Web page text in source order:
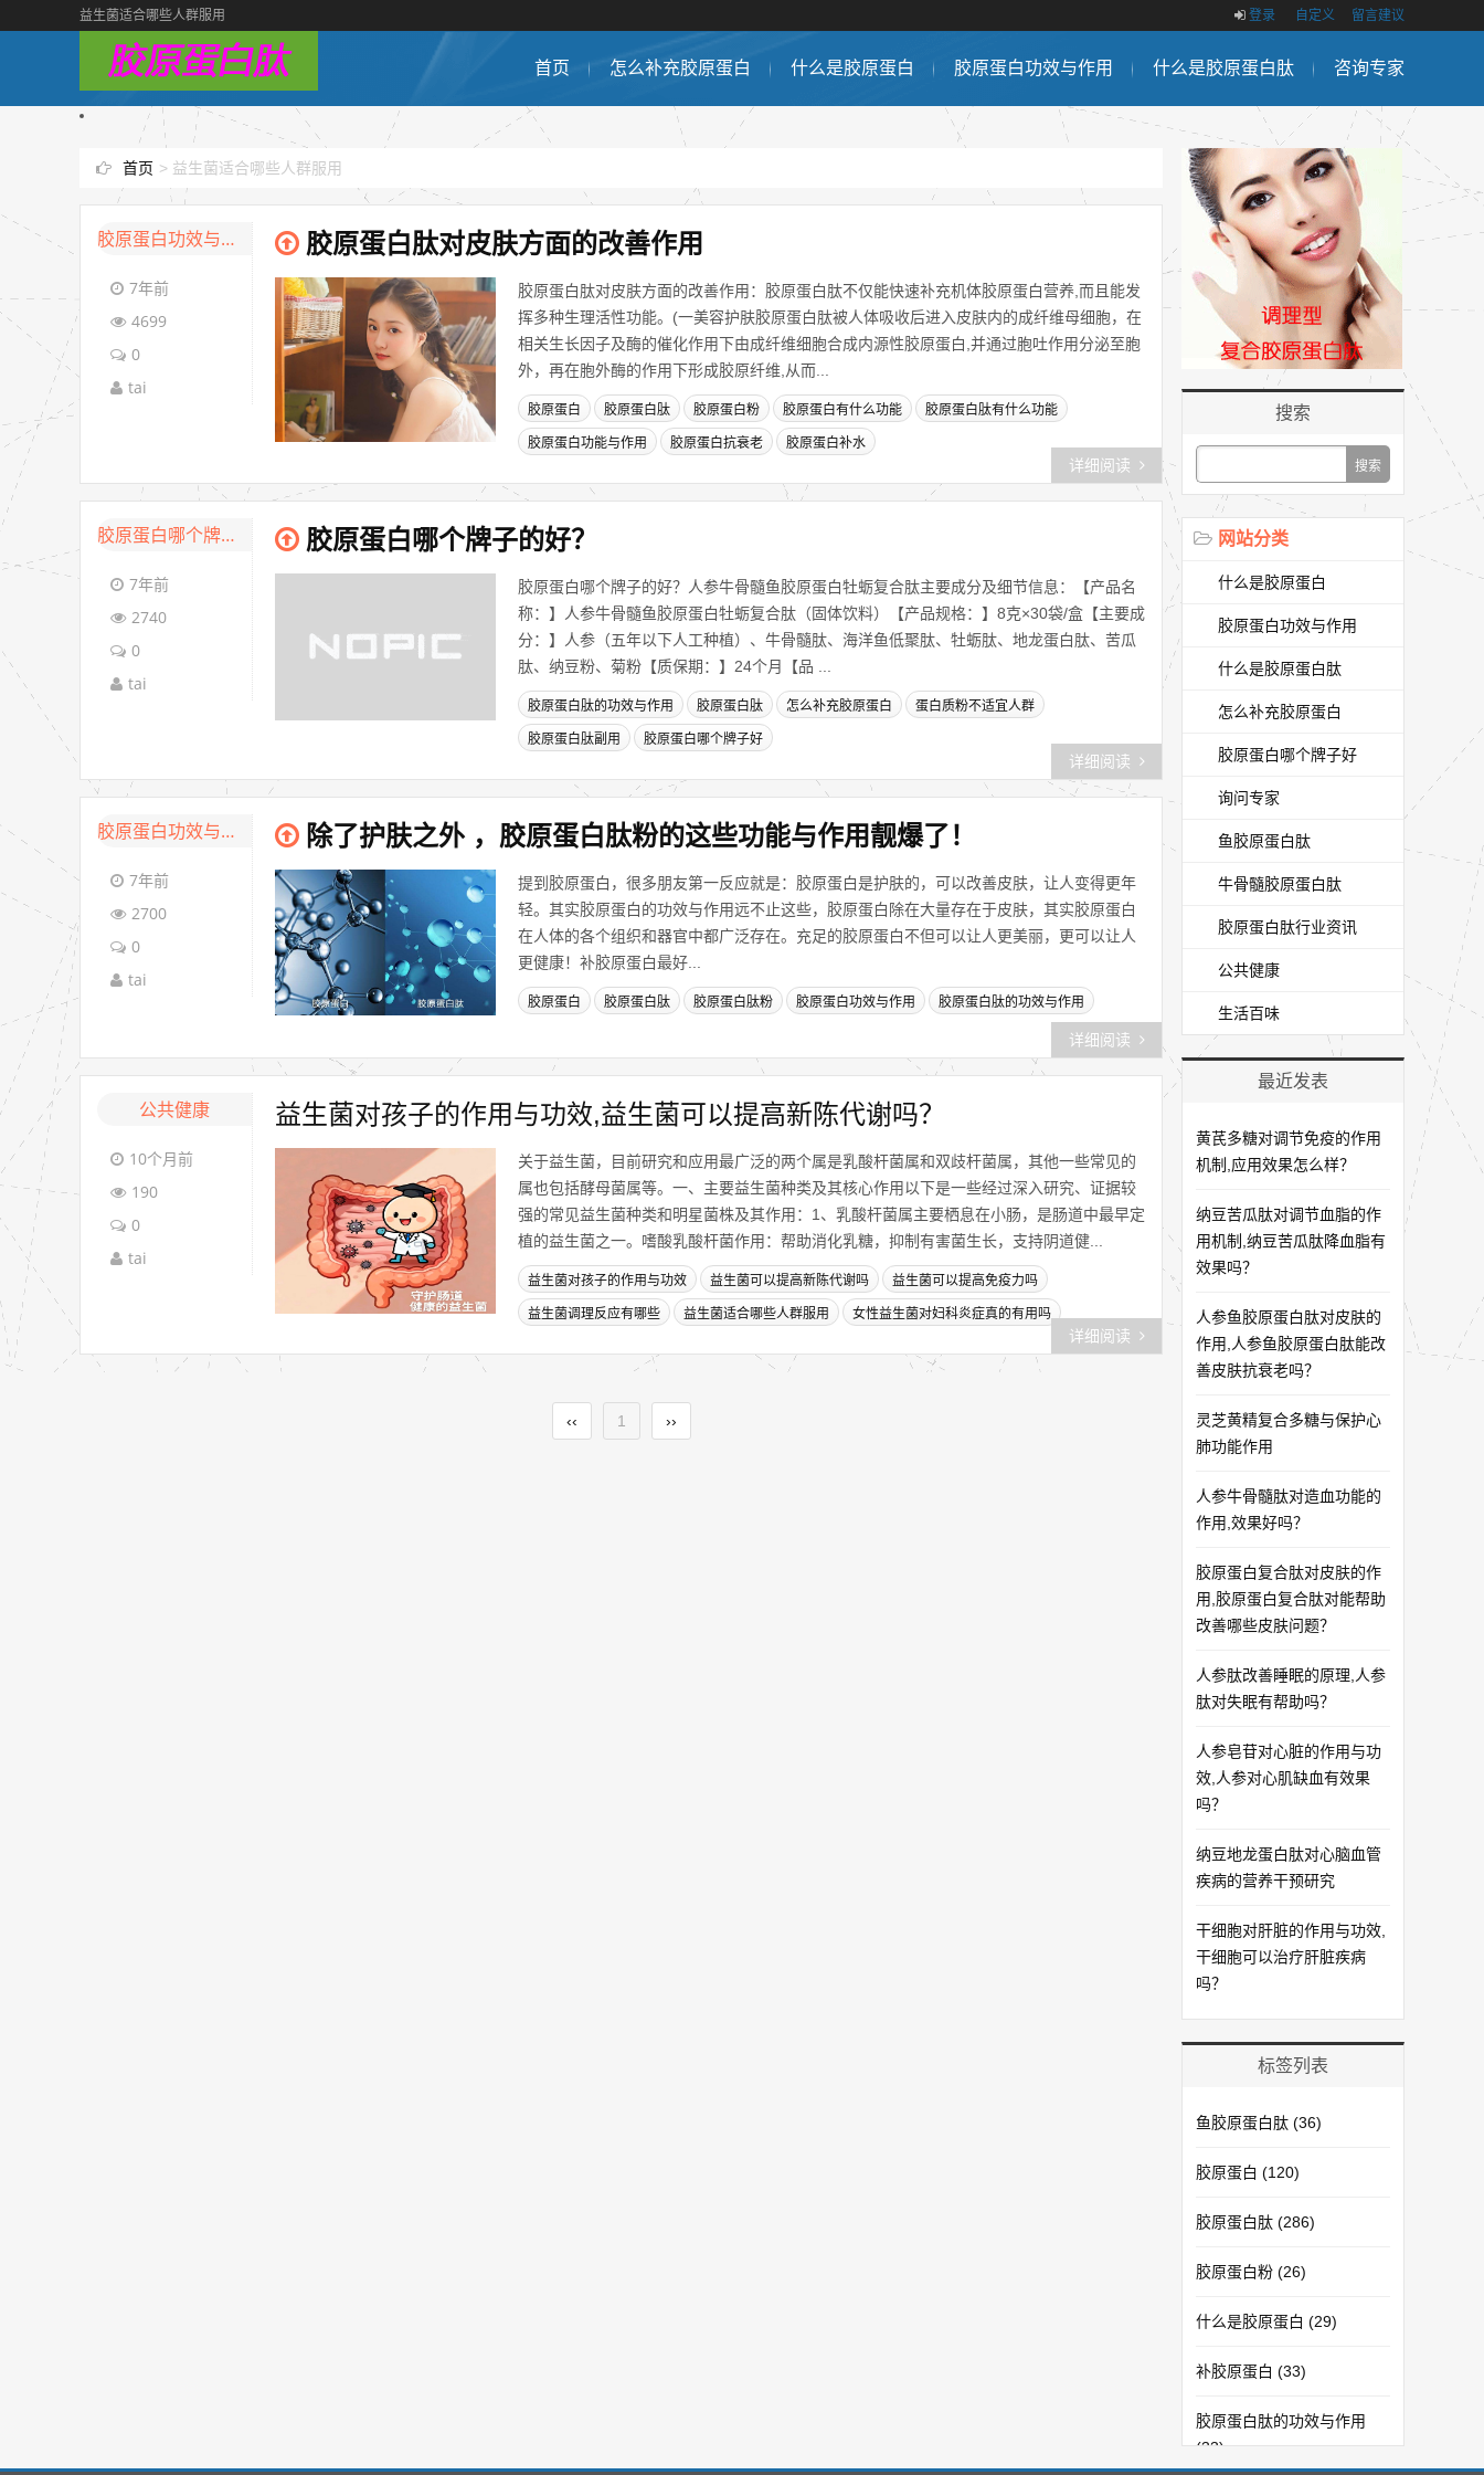
益生菌适合哪些人群服用 登录 自定义 留言建议
首页 怎么补充胶原蛋白 什么是胶原蛋白 胶原蛋白功效与作用 什么是胶原蛋白肽 咨询专家
首页 > 益生菌适合哪些人群服用
胶原蛋白功效与作用
7年前
4699
0
tai
胶原蛋白肽对皮肤方面的改善作用
胶原蛋白肽对皮肤方面的改善作用：胶原蛋白肽不仅能快速补充机体胶原蛋白营养,而且能发
挥多种生理活性功能。(一美容护肤胶原蛋白肽被人体吸收后进入皮肤内的成纤维母细胞，在
相关生长因子及酶的催化作用下由成纤维细胞合成内源性胶原蛋白,并通过胞吐作用分泌至胞
外，再在胞外酶的作用下形成胶原纤维,从而...
胶原蛋白 胶原蛋白肽 胶原蛋白粉 胶原蛋白有什么功能 胶原蛋白肽有什么功能
胶原蛋白功能与作用 胶原蛋白抗衰老 胶原蛋白补水
详细阅读
胶原蛋白哪个牌子好
7年前
2740
0
tai
胶原蛋白哪个牌子的好？
胶原蛋白哪个牌子的好？人参牛骨髓鱼胶原蛋白牡蛎复合肽主要成分及细节信息：【产品名
称：】人参牛骨髓鱼胶原蛋白牡蛎复合肽（固体饮料）【产品规格：】8克×30袋/盒【主要成
分：】人参（五年以下人工种植）、牛骨髓肽、海洋鱼低聚肽、牡蛎肽、地龙蛋白肽、苦瓜
肽、纳豆粉、菊粉【质保期：】24个月【品 ...
胶原蛋白肽的功效与作用 胶原蛋白肽 怎么补充胶原蛋白 蛋白质粉不适宜人群
胶原蛋白肽副用 胶原蛋白哪个牌子好
详细阅读
胶原蛋白功效与作用
7年前
2700
0
tai
除了护肤之外 ，胶原蛋白肽粉的这些功能与作用靓爆了！
提到胶原蛋白，很多朋友第一反应就是：胶原蛋白是护肤的，可以改善皮肤，让人变得更年
轻。其实胶原蛋白的功效与作用远不止这些，胶原蛋白除在大量存在于皮肤，其实胶原蛋白
在人体的各个组织和器官中都广泛存在。充足的胶原蛋白不但可以让人更美丽，更可以让人
更健康！补胶原蛋白最好...
胶原蛋白 胶原蛋白肽 胶原蛋白肽粉 胶原蛋白功效与作用 胶原蛋白肽的功效与作用
详细阅读
公共健康
10个月前
190
0
tai
益生菌对孩子的作用与功效,益生菌可以提高新陈代谢吗？
关于益生菌，目前研究和应用最广泛的两个属是乳酸杆菌属和双歧杆菌属，其他一些常见的
属也包括酵母菌属等。一、主要益生菌种类及其核心作用以下是一些经过深入研究、证据较
强的常见益生菌种类和明星菌株及其作用：1、乳酸杆菌属主要栖息在小肠，是肠道中最早定
植的益生菌之一。嗜酸乳酸杆菌作用：帮助消化乳糖，抑制有害菌生长，支持阴道健...
益生菌对孩子的作用与功效 益生菌可以提高新陈代谢吗 益生菌可以提高免疫力吗
益生菌调理反应有哪些 益生菌适合哪些人群服用 女性益生菌对妇科炎症真的有用吗
详细阅读
‹‹ 1 ››
搜索
网站分类
什么是胶原蛋白
胶原蛋白功效与作用
什么是胶原蛋白肽
怎么补充胶原蛋白
胶原蛋白哪个牌子好
询问专家
鱼胶原蛋白肽
牛骨髓胶原蛋白肽
胶原蛋白肽行业资讯
公共健康
生活百味
最近发表
黄芪多糖对调节免疫的作用
机制,应用效果怎么样？
纳豆苦瓜肽对调节血脂的作
用机制,纳豆苦瓜肽降血脂有
效果吗？
人参鱼胶原蛋白肽对皮肤的
作用,人参鱼胶原蛋白肽能改
善皮肤抗衰老吗？
灵芝黄精复合多糖与保护心
肺功能作用
人参牛骨髓肽对造血功能的
作用,效果好吗？
胶原蛋白复合肽对皮肤的作
用,胶原蛋白复合肽对能帮助
改善哪些皮肤问题？
人参肽改善睡眠的原理,人参
肽对失眠有帮助吗？
人参皂苷对心脏的作用与功
效,人参对心肌缺血有效果
吗？
纳豆地龙蛋白肽对心脑血管
疾病的营养干预研究
干细胞对肝脏的作用与功效,
干细胞可以治疗肝脏疾病
吗？
标签列表
鱼胶原蛋白肽 (36)
胶原蛋白 (120)
胶原蛋白肽 (286)
胶原蛋白粉 (26)
什么是胶原蛋白 (29)
补胶原蛋白 (33)
胶原蛋白肽的功效与作用
(33)